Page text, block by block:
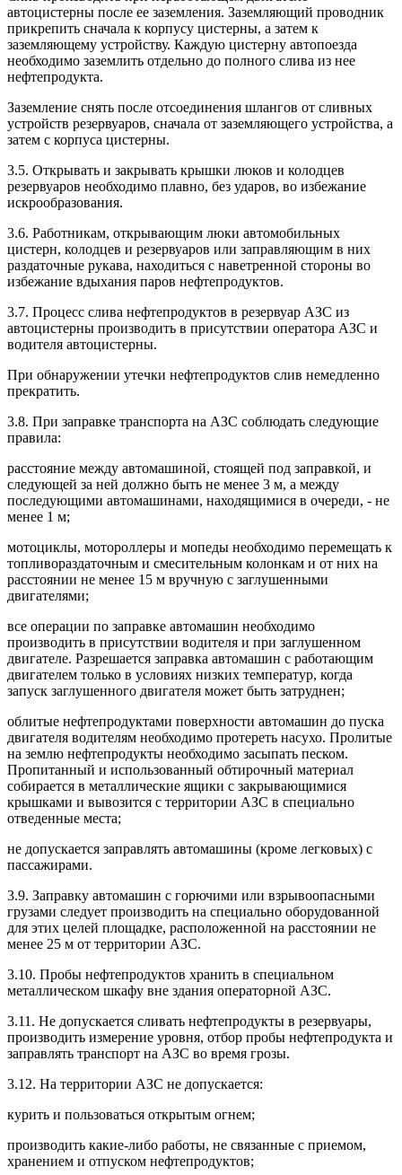
автоцистерны после ее заземления. Заземляющий проводник
прикрепить сначала к корпусу цистерны, а затем к
заземляющему устройству. Каждую цистерну автопоезда
необходимо заземлить отдельно до полного слива из нее
нефтепродукта.
Заземление снять после отсоединения шлангов от сливных
устройств резервуаров, сначала от заземляющего устройства, а
затем с корпуса цистерны.
3.5. Открывать и закрывать крышки люков и колодцев
резервуаров необходимо плавно, без ударов, во избежание
искрообразования.
3.6. Работникам, открывающим люки автомобильных
цистерн, колодцев и резервуаров или заправляющим в них
раздаточные рукава, находиться с наветренной стороны во
избежание вдыхания паров нефтепродуктов.
3.7. Процесс слива нефтепродуктов в резервуар АЗС из
автоцистерны производить в присутствии оператора АЗС и
водителя автоцистерны.
При обнаружении утечки нефтепродуктов слив немедленно
прекратить.
3.8. При заправке транспорта на АЗС соблюдать следующие
правила:
расстояние между автомашиной, стоящей под заправкой, и
следующей за ней должно быть не менее 3 м, а между
последующими автомашинами, находящимися в очереди, - не
менее 1 м;
мотоциклы, мотороллеры и мопеды необходимо перемещать к
топливораздаточным и смесительным колонкам и от них на
расстоянии не менее 15 м вручную с заглушенными
двигателями;
все операции по заправке автомашин необходимо
производить в присутствии водителя и при заглушенном
двигателе. Разрешается заправка автомашин с работающим
двигателем только в условиях низких температур, когда
запуск заглушенного двигателя может быть затруднен;
облитые нефтепродуктами поверхности автомашин до пуска
двигателя водителям необходимо протереть насухо. Пролитые
на землю нефтепродукты необходимо засыпать песком.
Пропитанный и использованный обтирочный материал
собирается в металлические ящики с закрывающимися
крышками и вывозится с территории АЗС в специально
отведенные места;
не допускается заправлять автомашины (кроме легковых) с
пассажирами.
3.9. Заправку автомашин с горючими или взрывоопасными
грузами следует производить на специально оборудованной
для этих целей площадке, расположенной на расстоянии не
менее 25 м от территории АЗС.
3.10. Пробы нефтепродуктов хранить в специальном
металлическом шкафу вне здания операторной АЗС.
3.11. Не допускается сливать нефтепродукты в резервуары,
производить измерение уровня, отбор пробы нефтепродукта и
заправлять транспорт на АЗС во время грозы.
3.12. На территории АЗС не допускается:
курить и пользоваться открытым огнем;
производить какие-либо работы, не связанные с приемом,
хранением и отпуском нефтепродуктов;